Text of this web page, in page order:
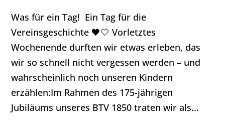
Was für ein Tag! Ein Tag für die
Vereinsgeschichte 🖤🤍 Vorletztes
Wochenende durften wir etwas erleben, das
wir so schnell nicht vergessen werden – und
wahrscheinlich noch unseren Kindern
erzählen:Im Rahmen des 175-jährigen
Jubiläums unseres BTV 1850 traten wir als...